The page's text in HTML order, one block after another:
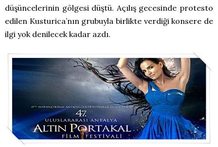
düşüncelerinin gölgesi düştü. Açılış gecesinde protesto
edilen Kusturica’nın grubuyla birlikte verdiği konsere de
ilgi yok denilecek kadar azdı.